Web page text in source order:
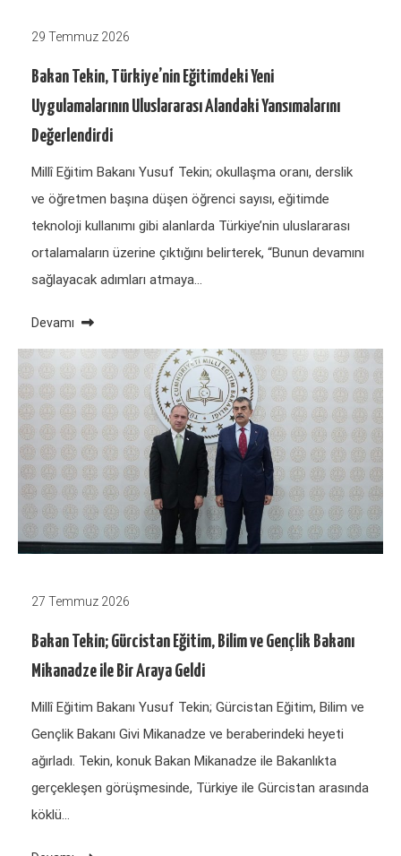
29 Temmuz 2026
Bakan Tekin, Türkiye’nin Eğitimdeki Yeni
Uygulamalarının Uluslararası Alandaki Yansımalarını
Değerlendirdi
Millî Eğitim Bakanı Yusuf Tekin; okullaşma oranı, derslik
ve öğretmen başına düşen öğrenci sayısı, eğitimde
teknoloji kullanımı gibi alanlarda Türkiye’nin uluslararası
ortalamaların üzerine çıktığını belirterek, “Bunun devamını
sağlayacak adımları atmaya…
Devamı
27 Temmuz 2026
Bakan Tekin; Gürcistan Eğitim, Bilim ve Gençlik Bakanı
Mikanadze ile Bir Araya Geldi
Millî Eğitim Bakanı Yusuf Tekin; Gürcistan Eğitim, Bilim ve
Gençlik Bakanı Givi Mikanadze ve beraberindeki heyeti
ağırladı. Tekin, konuk Bakan Mikanadze ile Bakanlıkta
gerçekleşen görüşmesinde, Türkiye ile Gürcistan arasında
köklü…